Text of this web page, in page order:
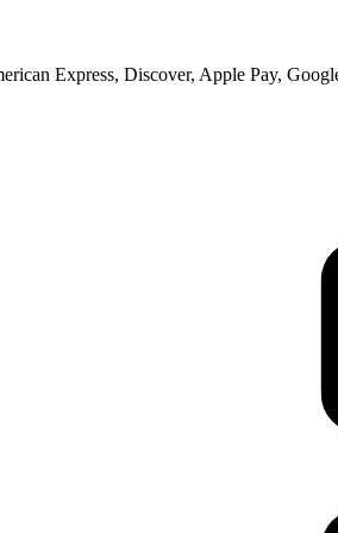
Express, Discover, Apple Pay,